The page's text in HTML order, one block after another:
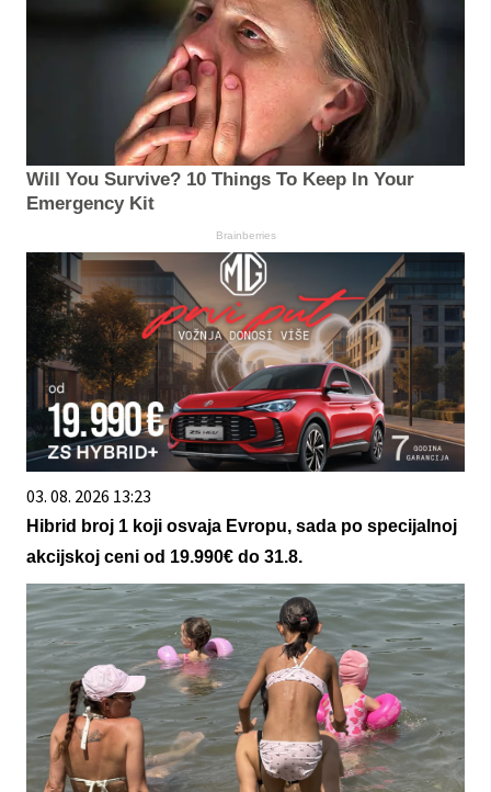
Will You Survive? 10 Things To Keep In Your
Emergency Kit
Brainberries
03. 08. 2026 13:23
Hibrid broj 1 koji osvaja Evropu, sada po specijalnoj
akcijskoj ceni od 19.990€ do 31.8.